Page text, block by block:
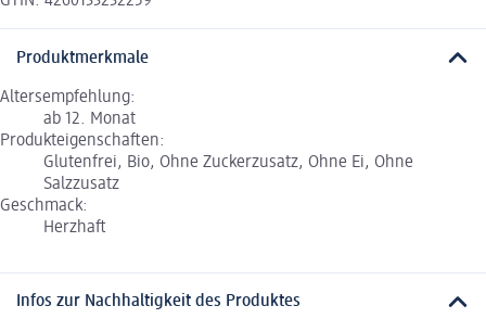
Produktmerkmale
Altersempfehlung:
ab 12. Monat
Produkteigenschaften:
Glutenfrei, Bio, Ohne Zuckerzusatz, Ohne Ei, Ohne
Salzzusatz
Geschmack:
Herzhaft
Infos zur Nachhaltigkeit des Produktes